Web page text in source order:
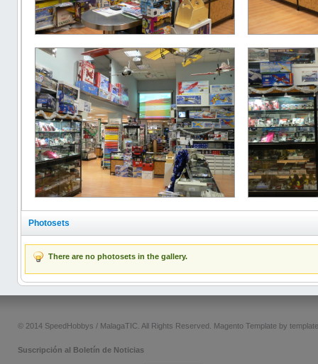
Photosets
There are no photosets in the gallery.
© 2014 SpeedHobbys / MalagaTIC. All Rights Reserved. Magento Template by
Suscripción al Boletín de Noticias